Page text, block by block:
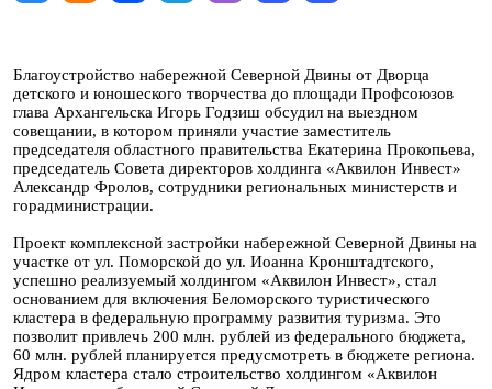
Благоустройство набережной Северной Двины от Дворца
детского и юношеского творчества до площади Профсоюзов
глава Архангельска Игорь Годзиш обсудил на выездном
совещании, в котором приняли участие заместитель
председателя областного правительства Екатерина Прокопьева,
председатель Совета директоров холдинга «Аквилон Инвест»
Александр Фролов, сотрудники региональных министерств и
горадминистрации.
Проект комплексной застройки набережной Северной Двины на
участке от ул. Поморской до ул. Иоанна Кронштадтского,
успешно реализуемый холдингом «Аквилон Инвест», стал
основанием для включения Беломорского туристического
кластера в федеральную программу развития туризма. Это
позволит привлечь 200 млн. рублей из федерального бюджета,
60 млн. рублей планируется предусмотреть в бюджете региона.
Ядром кластера стало строительство холдингом «Аквилон